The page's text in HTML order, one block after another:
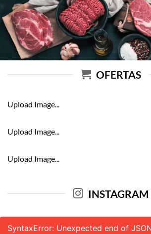
OFERTAS
Upload Image...
Upload Image...
Upload Image...
INSTAGRAM
SyntaxError: Unexpected end of